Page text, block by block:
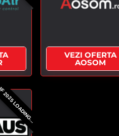
VEZI OFERTA
AOSOM
LOADING...